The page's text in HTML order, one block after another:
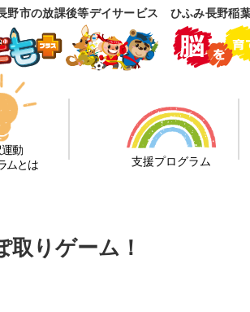
野市の放課後等デイサービス ひふみ長野稲
動
ムとは
支援プログラム
取りゲーム！
イサービス